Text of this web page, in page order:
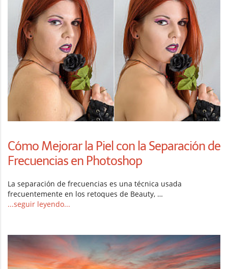
Cómo Mejorar la Piel con la Separación de
Frecuencias en Photoshop
La separación de frecuencias es una técnica usada
frecuentemente en los retoques de Beauty, …
...seguir leyendo...